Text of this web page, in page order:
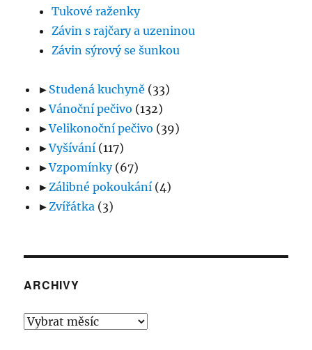
Tukové raženky
Závin s rajčary a uzeninou
Závin sýrový se šunkou
► Studená kuchyně (33)
►Vánoční pečivo (132)
►Velikonoční pečivo (39)
►Vyšívání (117)
►Vzpomínky(67)
►Zálibné pokoukání (4)
►Zvířátka (3)
ARCHIVY
Archivy